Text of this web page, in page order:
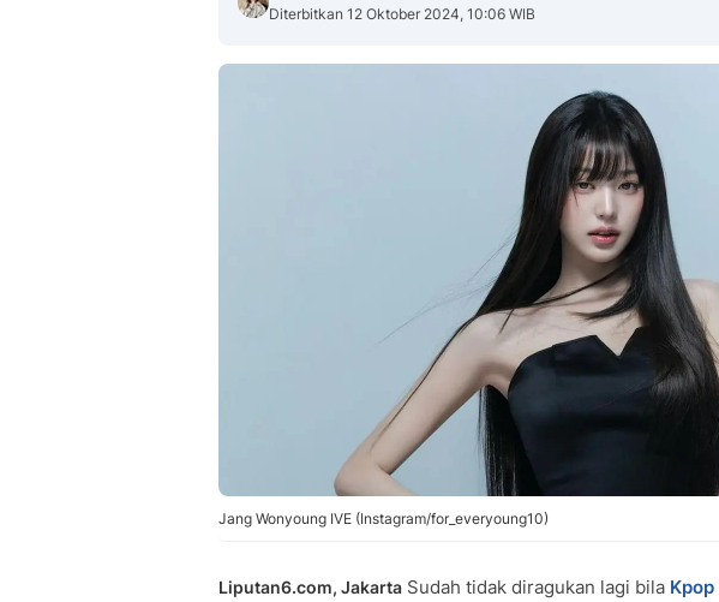
Diterbitkan 12 Oktober 2024, 10:06 WIB
Jang Wonyoung IVE (Instagram/for_everyoung10)
Liputan6.com, Jakarta Sudah tidak diragukan lagi bila Kpop